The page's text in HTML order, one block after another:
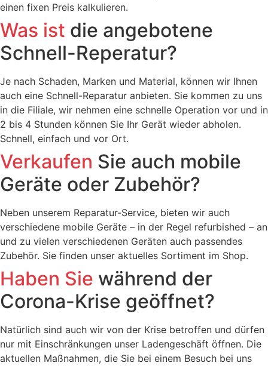
einen fixen Preis kalkulieren.
Was ist die angebotene
Schnell-Reperatur?
Je nach Schaden, Marken und Material, können wir Ihnen
auch eine Schnell-Reparatur anbieten. Sie kommen zu uns
in die Filiale, wir nehmen eine schnelle Operation vor und in
2 bis 4 Stunden können Sie Ihr Gerät wieder abholen.
Schnell, einfach und vor Ort.
Verkaufen Sie auch mobile
Geräte oder Zubehör?
Neben unserem Reparatur-Service, bieten wir auch
verschiedene mobile Geräte – in der Regel refurbished – an
und zu vielen verschiedenen Geräten auch passendes
Zubehör. Sie finden unser aktuelles Sortiment im Shop.
Haben Sie während der
Corona-Krise geöffnet?
Natürlich sind auch wir von der Krise betroffen und dürfen
nur mit Einschränkungen unser Ladengeschäft öffnen. Die
aktuellen Maßnahmen, die Sie bei einem Besuch bei uns